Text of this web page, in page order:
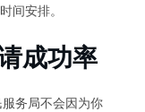
间安排。
成功率
务局不会因为你